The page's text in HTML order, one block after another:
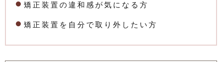
矯正装置の違和感が気になる方
矯正装置を自分で取り外したい方